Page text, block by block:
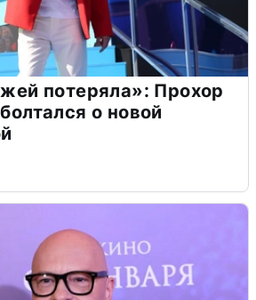
потеряла»: Прохор
о новой